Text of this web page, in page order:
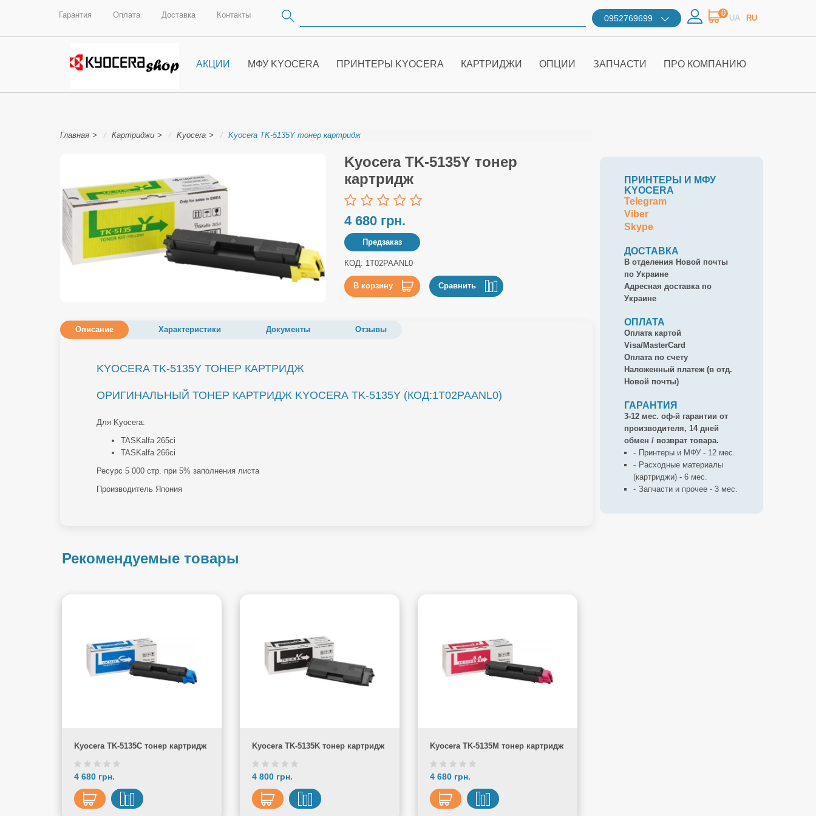
Гарантия Оплата Доставка Контакты 0952769699
0
UA RU
АКЦИИ МФУ KYOCERA ПРИНТЕРЫ KYOCERA КАРТРИДЖИ ОПЦИИ ЗАПЧАСТИ ПРО КОМПАНИЮ
Главная Картриджи Kyocera Kyocera TK-5135Y тонер картридж
Kyocera TK-5135Y тонер
картридж
4 680 грн.
Предзаказ
КОД: 1T02PAANL0
В корзину Сравнить
Описание Характеристики Документы Отзывы
KYOCERA TK-5135Y ТОНЕР КАРТРИДЖ
ОРИГИНАЛЬНЫЙ ТОНЕР КАРТРИДЖ KYOCERA TK-5135Y (КОД:1T02PAANL0)
Для Kyocera:
TASKalfa 265ci
TASKalfa 266ci
Ресурс 5 000 стр. при 5% заполнения листа
Производитель Япония
ПРИНТЕРЫ И МФУ
KYOCERA
Telegram
Viber
Skype
ДОСТАВКА
В отделения Новой почты
по Украине
Адресная доставка по
Украине
ОПЛАТА
Оплата картой
Visa/MasterCard
Оплата по счету
Наложенный платеж (в отд.
Новой почты)
ГАРАНТИЯ
3-12 мес. оф-й гарантии от
производителя, 14 дней
обмен / возврат товара.
Принтеры и МФУ - 12 мес.
Расходные материалы
(картриджи) - 6 мес.
Запчасти и прочее - 3 мес.
Рекомендуемые товары
Kyocera TK-5135C тонер картридж
4 680 грн.
Kyocera TK-5135K тонер картридж
4 800 грн.
Kyocera TK-5135M тонер картридж
4 680 грн.